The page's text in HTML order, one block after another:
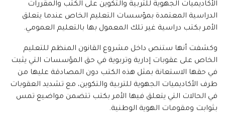
الأكاديميات الجهوية للتربية والتكوين على الكتب والمقررات
الدراسية المعتمدة بمؤسسات التعليم الخاص عندما يتعلق
الأمر بكتب دراسية غير تلك المعمول بها بالتعليم العمومي.
وكشفت أنها ستنص داخل مشروع القانون المنظم للتعليم
الخاص على عقوبات إدارية وتربوية في حق المؤسسات التي يثبت
في حقها الاستعانة بمثل هذه الكتب دون المصادقة عليها من
طرف الأكاديميات الجهوية للتربية والتكوين، مع تشديد العقوبات
في الحالات التي يتعلق فيها الأمر بكتب تتضمن مواضيع تمس
بثوابت ومقومات الهوية الوطنية.